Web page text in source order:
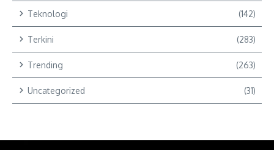
Teknologi (142)
Terkini (283)
Trending (263)
Uncategorized (31)